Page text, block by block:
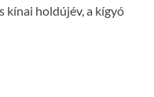
kínai holdújév, a kígyó